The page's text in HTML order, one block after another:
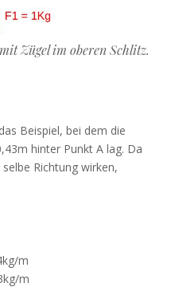
Zügel im oberen Schlitz.
Beispiel, bei dem die
hinter Punkt A lag. Da
Richtung wirken,
m
m